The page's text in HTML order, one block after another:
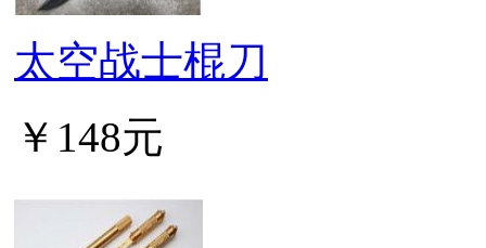
太空战士棍刀
￥148元